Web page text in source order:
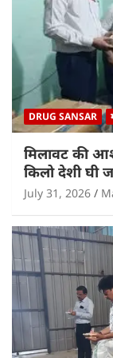
DRUG SANSAR
मिलावट की
किलो देशी घी
July 31, 2026